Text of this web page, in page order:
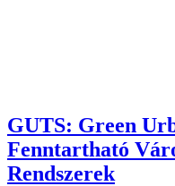
GUTS: Green
Fenntartható
Rendszerek